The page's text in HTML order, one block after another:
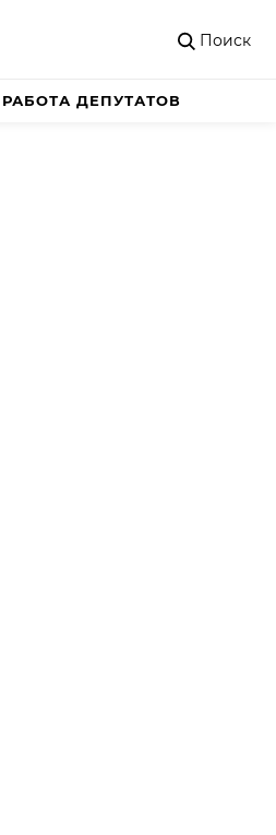
Поиск
РАБОТА ДЕПУТАТОВ